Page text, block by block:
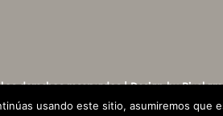
derechos reservados |Design by
usando este sitio, asumiremos que